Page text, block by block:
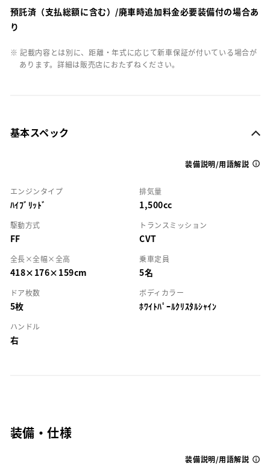
預託済（支払総額に含む）/廃車時追加料金必要装備付の場合あ
り
※ 記載内容とは別に、距離・年式に応じて新車保証が付いている場合が
あります。詳細は販売店におたずねください。
基本スペック
装備説明/用語解説
エンジンタイプ
ﾊｲﾌﾞﾘｯﾄﾞ
排気量
1,500cc
駆動方式
FF
トランスミッション
CVT
全長×全幅×全高
418×176×159cm
乗車定員
5名
ドア枚数
5枚
ボディカラー
ﾎﾜｲﾄﾊﾟｰﾙｸﾘｽﾀﾙｼｬｲﾝ
ハンドル
右
装備・仕様
装備説明/用語解説